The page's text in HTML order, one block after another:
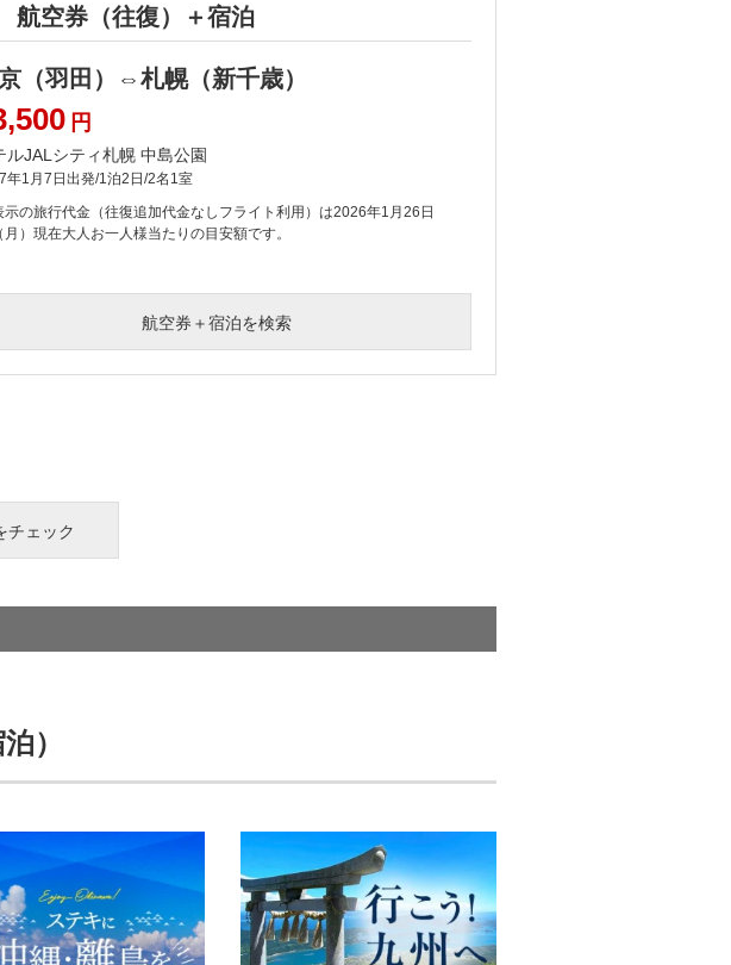
航空券（往復）＋宿泊
（羽田）⇔札幌（新千歳）
円
ルJALシティ札幌 中島公園
年1月7日出発/1泊2日/2名1室
示の旅行代金（往復追加代金なしフライト利用）は2026年1月26日
（月）現在大人お一人様当たりの目安額です。
航空券＋宿泊を検索
チェック
）